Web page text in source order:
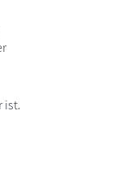
ist.